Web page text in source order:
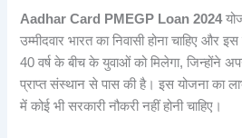
Aadhar Card PMEGP Loan 2024
उम्मीदवार भारत का निवासी होना चाहिए और
40 वर्ष के बीच के युवाओं को मिलेगा, जिन्होंने
प्राप्त संस्थान से पास की है। इस योजना का
में कोई भी सरकारी नौकरी नहीं होनी चाहिए।